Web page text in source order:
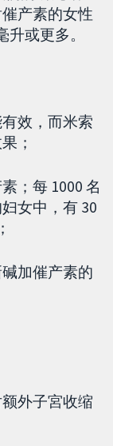
产素的女性
或更多。
效，而米索
；
；每 1000 名
女中，有 30
加催产素的
外子宮收缩